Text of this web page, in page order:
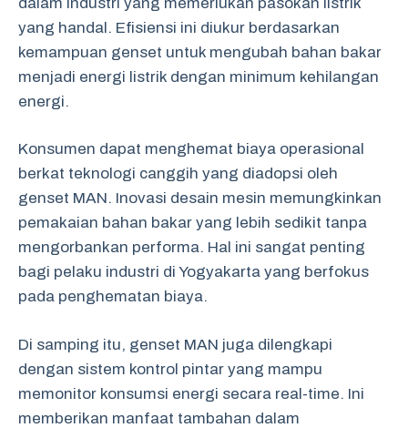
yang handal. Efisiensi ini diukur berdasarkan
kemampuan genset untuk mengubah bahan bakar
menjadi energi listrik dengan minimum kehilangan
energi.
Konsumen dapat menghemat biaya operasional
berkat teknologi canggih yang diadopsi oleh
genset MAN. Inovasi desain mesin memungkinkan
pemakaian bahan bakar yang lebih sedikit tanpa
mengorbankan performa. Hal ini sangat penting
bagi pelaku industri di Yogyakarta yang berfokus
pada penghematan biaya.
Di samping itu, genset MAN juga dilengkapi
dengan sistem kontrol pintar yang mampu
memonitor konsumsi energi secara real-time. Ini
memberikan manfaat tambahan dalam